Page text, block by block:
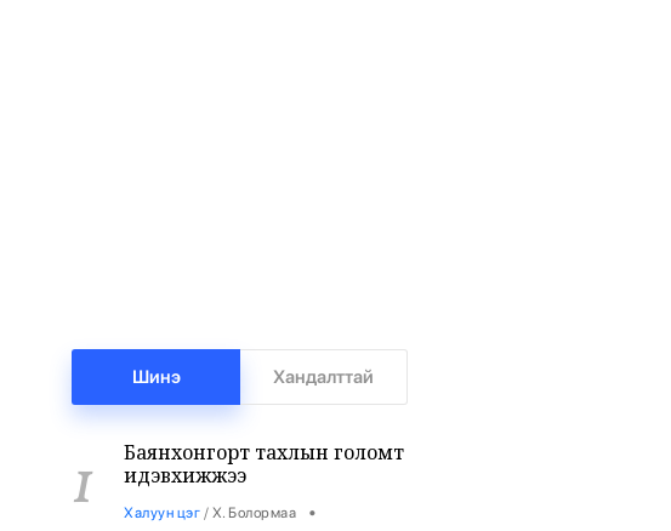
Шинэ Хандалттай
1
Баянхонгорт тахлын голомт
идэвхижжээ
Халуун цэг / Х. Болормаа •